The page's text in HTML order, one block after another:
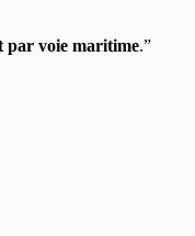
par voie maritime.”